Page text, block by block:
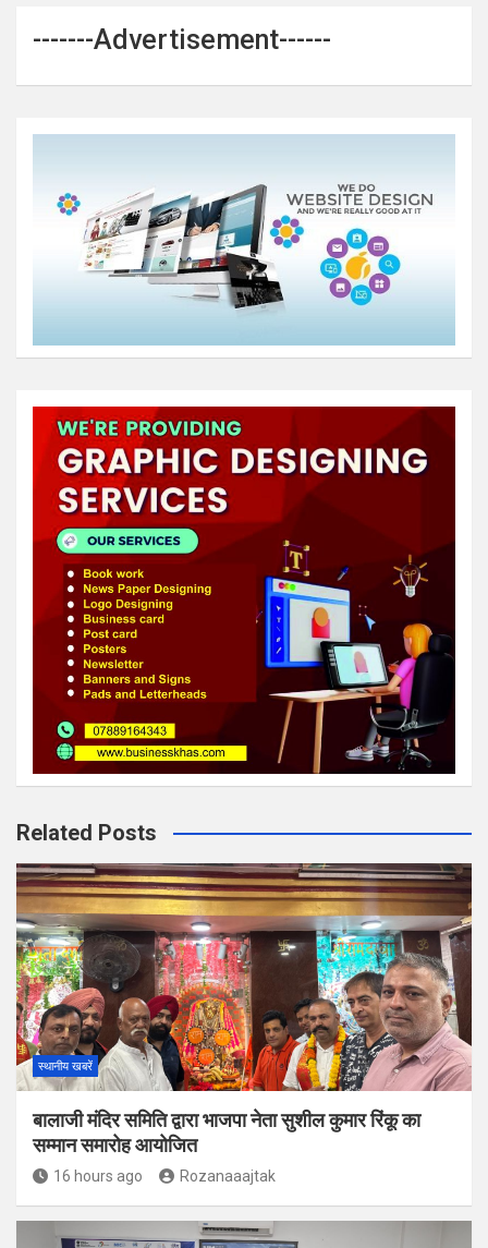
-------Advertisement------
Related Posts
स्थानीय खबरें
बालाजी मंदिर समिति द्वारा भाजपा नेता सुशील कुमार रिंकू का
सम्मान समारोह आयोजित
16 hours ago Rozanaaajtak